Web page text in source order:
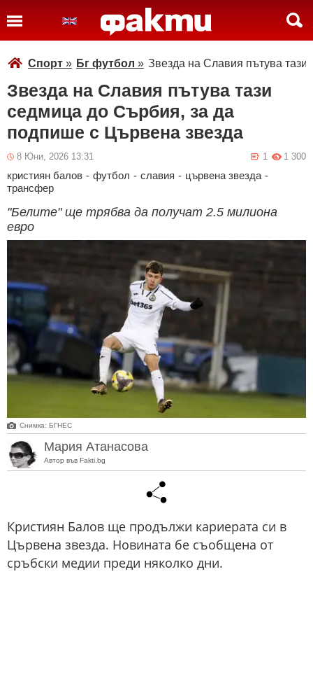
Спорт » Бг футбол » Звезда на Славия пътува
Звезда на Славия пътува тази
седмица до Сърбия, за да
подпише с Цървена звезда
8 Юни, 2026 13:31 1 300
1
кристиян балов - футбол - славия - цървена звезда -
трансфер
"Белите" ще трябва да получат 2.5 милиона
евро
Снимка: БГНЕС
Мария Атанасова
Автор във Fakti.bg
Кристиян Балов ще продължи кариерата си в
Цървена звезда. Новината бе съобщена от
сръбски медии преди няколко дни.